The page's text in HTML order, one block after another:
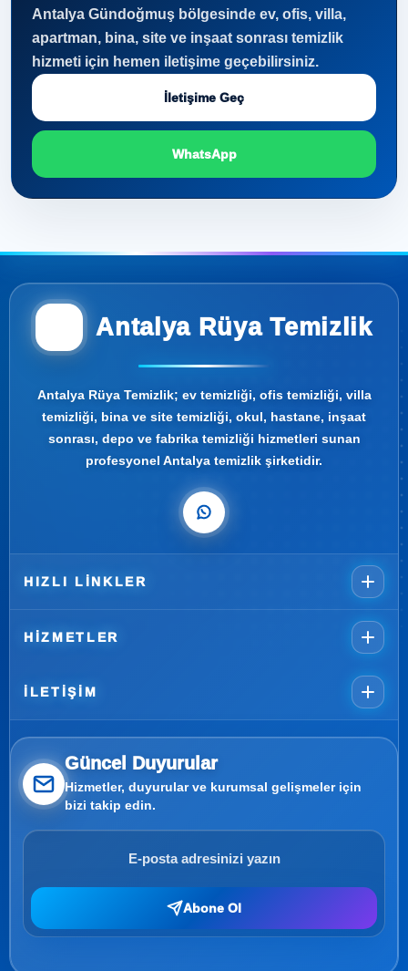
Antalya Gündoğmuş bölgesinde ev, ofis, villa,
apartman, bina, site ve inşaat sonrası temizlik
hizmeti için hemen iletişime geçebilirsiniz.
İletişime Geç
WhatsApp
Antalya Rüya Temizlik
Antalya Rüya Temizlik; ev temizliği, ofis temizliği, villa
temizliği, bina ve site temizliği, okul, hastane, inşaat
sonrası, depo ve fabrika temizliği hizmetleri sunan
profesyonel Antalya temizlik şirketidir.
HIZLI LINKLER
HIZMETLER
İLETIŞIM
Güncel Duyurular
Hizmetler, duyurular ve kurumsal gelişmeler için
bizi takip edin.
Abone Ol